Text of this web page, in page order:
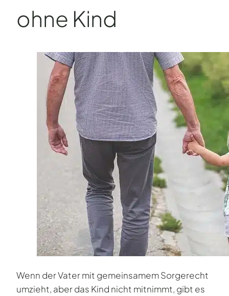
ohne Kind
Wenn der Vater mit gemeinsamem Sorgerecht
umzieht, aber das Kind nicht mitnimmt, gibt es